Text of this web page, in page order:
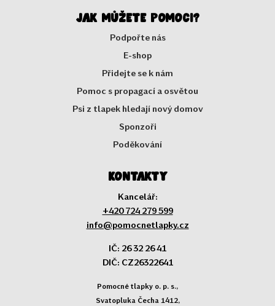
Jak můžete pomoci?
Podpořte nás
E-shop
Přidejte se k nám
Pomoc s propagací a osvětou
Psi z tlapek hledají nový domov
Sponzoři
Poděkování
Kontakty
Kancelář:
+420 724 279 599
info@pomocnetlapky.cz
IČ: 26 32 26 41
DIČ: CZ26322641
Pomocné tlapky o. p. s.,
Svatopluka Čecha 1412,